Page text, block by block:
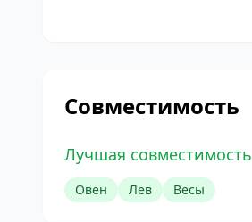
Совместимость
Лучшая совместимость
Овен Лев Весы